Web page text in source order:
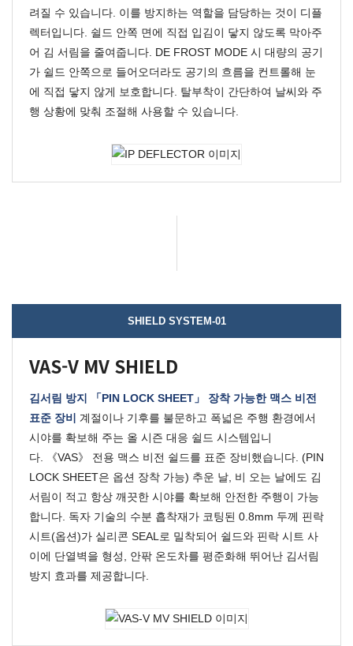
려질 수 있습니다. 이를 방지하는 역할을 담당하는 것이 디플
렉터입니다. 쉴드 안쪽 면에 직접 입김이 닿지 않도록 막아주
어 김 서림을 줄여줍니다. DE FROST MODE 시 대량의 공기
가 쉴드 안쪽으로 들어오더라도 공기의 흐름을 컨트롤해 눈
에 직접 닿지 않게 보호합니다. 탈부착이 간단하여 날씨와 주
행 상황에 맞춰 조절해 사용할 수 있습니다.
SHIELD SYSTEM-01
VAS-V MV SHIELD
김서림 방지 「PIN LOCK SHEET」 장착 가능한 맥스 비전
표준 장비 계절이나 기후를 불문하고 폭넓은 주행 환경에서
시야를 확보해 주는 올 시즌 대응 쉴드 시스템입니
다.
《VAS》 전용 맥스 비전 쉴드를 표준 장비했습니다. (PIN
LOCK SHEET은 옵션 장착 가능) 추운 날, 비 오는 날에도 김
서림이 적고 항상 깨끗한 시야를 확보해 안전한 주행이 가능
합니다. 독자 기술의 수분 흡착재가 코팅된 0.8mm 두께 핀락
시트(옵션)가 실리콘 SEAL로 밀착되어 쉴드와 핀락 시트 사
이에 단열벽을 형성, 안팎 온도차를 평준화해 뛰어난 김서림
방지 효과를 제공합니다.